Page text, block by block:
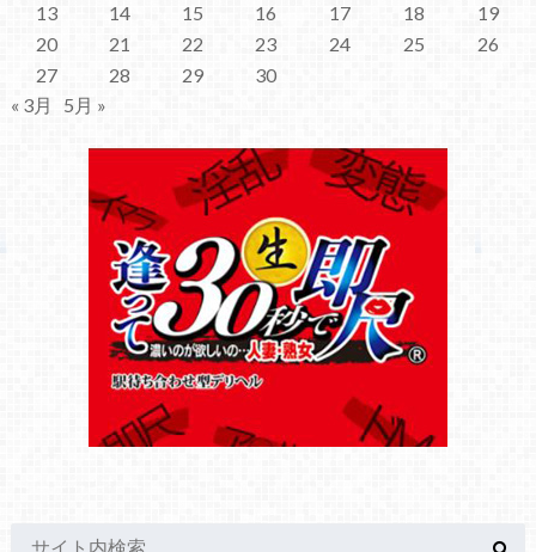
13
14 15 16 17 18
19
20
21 22 23 24 25
26
27
28 29
30
« 3月
5月 »